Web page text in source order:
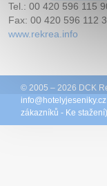
Tel.: 00 420 596 115
Fax: 00 420 596 112
www.rekrea.info
© 2005 – 2026 DCK
info@ hotelyjeseniky.cz
zákazníků - Ke stažení)